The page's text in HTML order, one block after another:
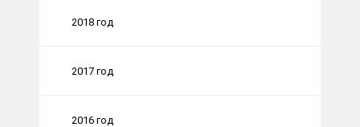
2018 год
2017 год
2016 год